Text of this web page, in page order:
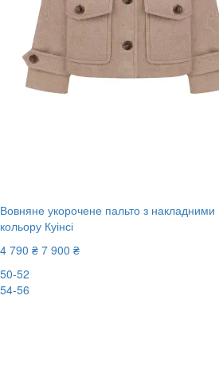
Вовняне укорочене пальто з
кольору Куінсі
4 790 ₴ 7 900 ₴
50-52
54-56